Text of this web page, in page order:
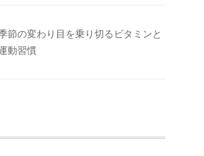
節の変わり目を乗り切るビタミンと
動習慣